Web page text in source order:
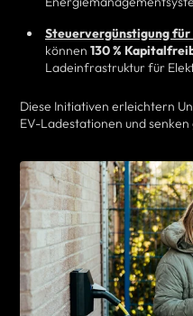
Steuervergünstigung für
können 130 %
Ladeinfrastruktur für
Diese Initiativen erleichtern
EV-Ladestationen und